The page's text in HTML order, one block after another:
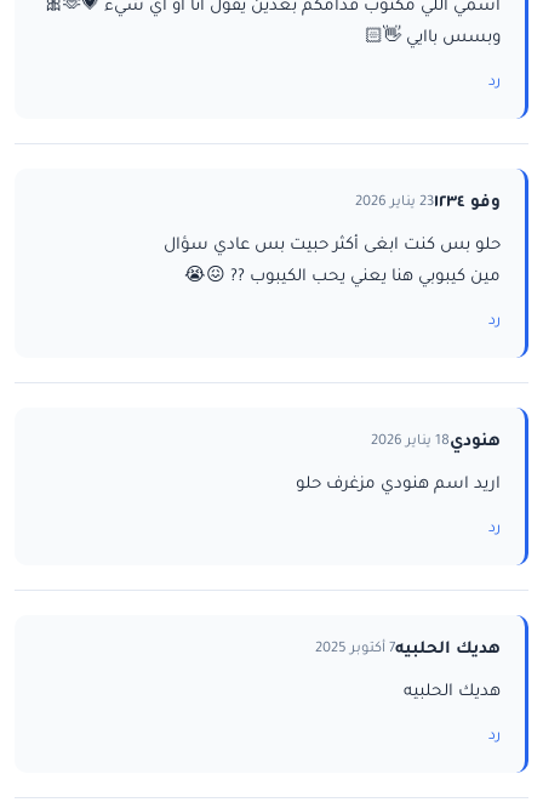
اسمي اللي مكتوب قدامكم بعدين يقول انا او اي شيء 💗🫶🎀
وبسس باايي 👋🏻
رد
وفو ١٢٣٤ 23 يناير 2026
حلو بس كنت ابغى أكثر حبيت بس عادي سؤال
مين كيبوبي هنا يعني يحب الكيبوب ?? 😖😭
رد
هنودي18 يناير 2026
اريد اسم هنودي مزغرف حلو
رد
هديك الحلبيه7 أكتوبر 2025
هديك الحلبيه
رد